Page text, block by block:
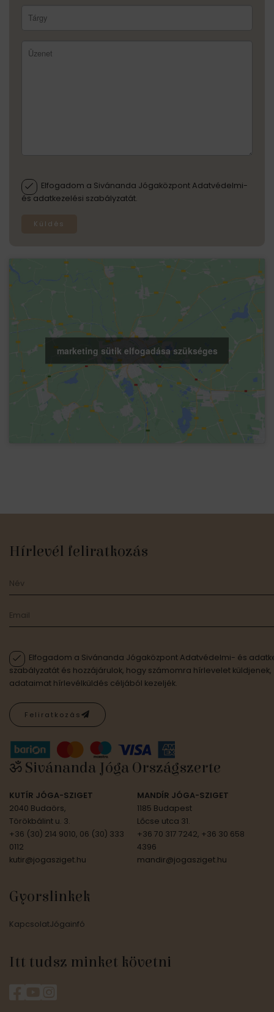
Elfogadom a Sivánanda Jógaközpont Adatvédelmi-
és adatkezelési szabályzatát.
Küldés
marketing sütik elfogadása szükséges
Hírlevél feliratkozás
Elfogadom a Sivánanda Jógaközpont Adatvédelmi- és
szabályzatát és hozzájárulok, hogy számomra hírlevelet küldjenek,
adataimat hírlevélküldés céljából kezeljék.
Feliratkozás
ॐ Sivánanda Jóga Országszerte
KUTÍR JÓGA-SZIGET
2040 Budaörs,
Törökbálint u. 3.
+36 (30) 214 9010, 06 (30) 333
0112
kutir@jogasziget.hu
MANDÍR JÓGA-SZIGET
1185 Budapest
Lőcse utca 31.
+36 70 317 7242, +36 30 658
4396
mandir@jogasziget.hu
Gyorslinkek
KapcsolatJógainfó
Itt tudsz minket követni